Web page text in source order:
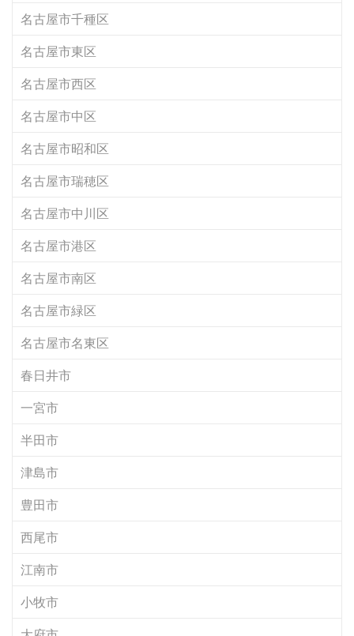
名古屋市千種区
名古屋市東区
名古屋市西区
名古屋市中区
名古屋市昭和区
名古屋市瑞穂区
名古屋市中川区
名古屋市港区
名古屋市南区
名古屋市緑区
名古屋市名東区
春日井市
一宮市
半田市
津島市
豊田市
西尾市
江南市
小牧市